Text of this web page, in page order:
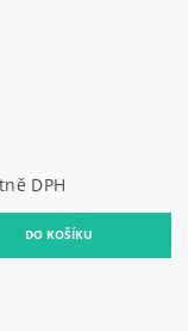
Kč včetně DPH